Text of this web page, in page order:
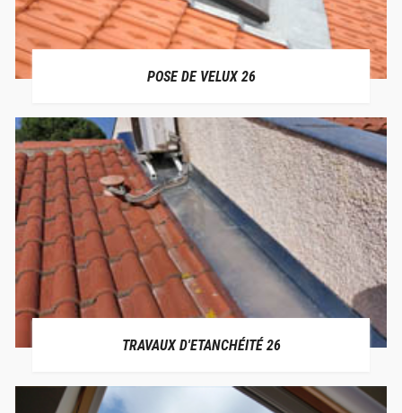
POSE DE VELUX 26
TRAVAUX D'ETANCHÉITÉ 26